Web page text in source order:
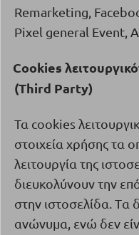
Remarketing,
Pixel general Event,
Cookies
(Third Party)
Τα cookies
στοιχεία χρήσης τα
λειτουργία της
διευκολύνουν την
στην ιστοσελίδα. Tα
ανώνυμα, ενώ δεν